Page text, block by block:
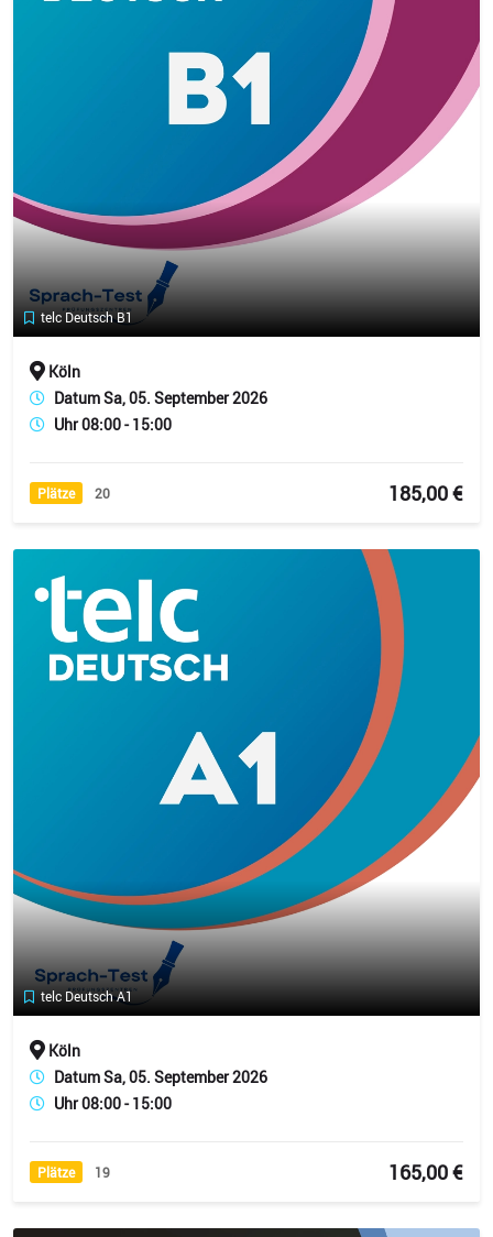
telc Deutsch B1
Köln
Datum Sa, 05. September 2026
Uhr 08:00 - 15:00
Plätze 20 185,00 €
telc Deutsch A1
Köln
Datum Sa, 05. September 2026
Uhr 08:00 - 15:00
Plätze 19 165,00 €